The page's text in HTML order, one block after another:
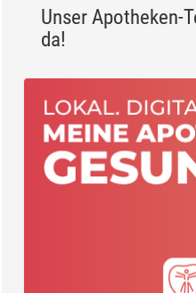
Unser Apotheken-
da!